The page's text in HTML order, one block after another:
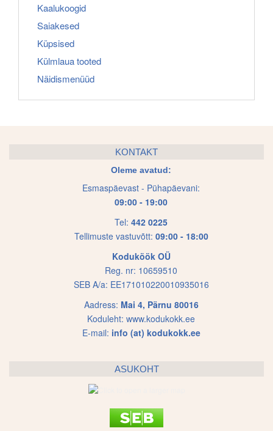
Kaalukoogid
Saiakesed
Küpsised
Külmlaua tooted
Näidismenüüd
KONTAKT
Oleme avatud:
Esmaspäevast - Pühapäevani:
09:00 - 19:00
Tel: 442 0225
Tellimuste vastuvõtt: 09:00 - 18:00
Koduköök OÜ
Reg. nr: 10659510
SEB A/a: EE171010220010935016
Aadress: Mai 4, Pärnu 80016
Koduleht: www.kodukokk.ee
E-mail: info (at) kodukokk.ee
ASUKOHT